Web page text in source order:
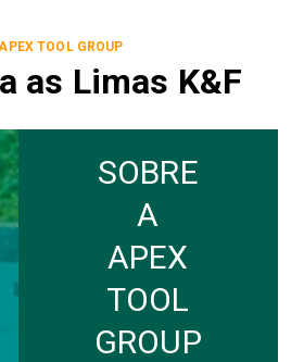
TOOL GROUP
as Limas K&F
SOBRE
A
APEX
TOOL
GROUP